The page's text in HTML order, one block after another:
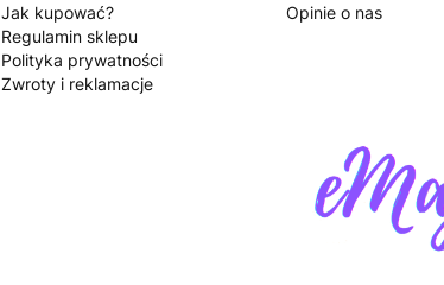
Jak kupować?
Regulamin sklepu
Polityka prywatności
Zwroty i reklamacje
Opinie o nas